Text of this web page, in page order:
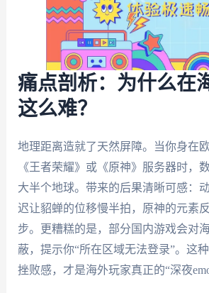
痛点剖析：为什么在
这么难？
地理距离造就了天然屏障。当你身在
《王者荣耀》或《原神》服务器时，
大半个地球。带来的后果清晰可感：
迟让貂蝉的位移慢半拍，原神的元素
步。更糟糕的是，部分国内游戏会对
蔽，提示你“所在区域无法登录”。这
挫败感，才是海外玩家真正的“深夜emo